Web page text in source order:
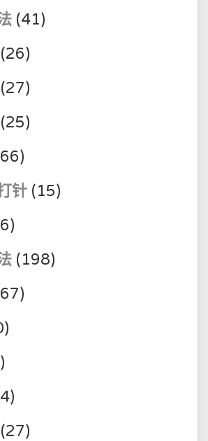
(41)
(26)
(27)
(25)
针 (15)
(198)
(27)